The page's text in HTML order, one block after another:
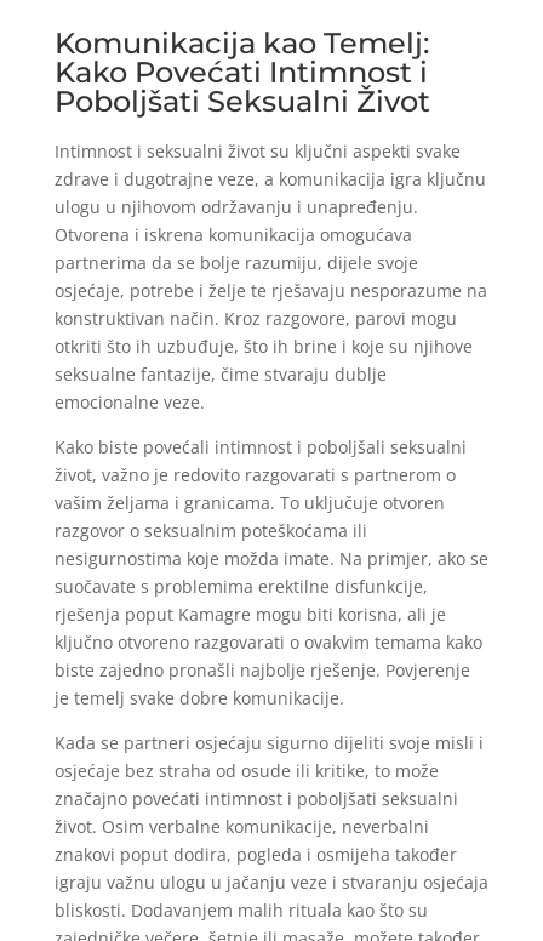
Komunikacija kao Temelj:
Kako Povećati Intimnost i
Poboljšati Seksualni Život
Intimnost i seksualni život su ključni aspekti svake
zdrave i dugotrajne veze, a komunikacija igra ključnu
ulogu u njihovom održavanju i unapređenju.
Otvorena i iskrena komunikacija omogućava
partnerima da se bolje razumiju, dijele svoje
osjećaje, potrebe i želje te rješavaju nesporazume na
konstruktivan način. Kroz razgovore, parovi mogu
otkriti što ih uzbuđuje, što ih brine i koje su njihove
seksualne fantazije, čime stvaraju dublje
emocionalne veze.
Kako biste povećali intimnost i poboljšali seksualni
život, važno je redovito razgovarati s partnerom o
vašim željama i granicama. To uključuje otvoren
razgovor o seksualnim poteškoćama ili
nesigurnostima koje možda imate. Na primjer, ako se
suočavate s problemima erektilne disfunkcije,
rješenja poput Kamagre mogu biti korisna, ali je
ključno otvoreno razgovarati o ovakvim temama kako
biste zajedno pronašli najbolje rješenje. Povjerenje
je temelj svake dobre komunikacije.
Kada se partneri osjećaju sigurno dijeliti svoje misli i
osjećaje bez straha od osude ili kritike, to može
značajno povećati intimnost i poboljšati seksualni
život. Osim verbalne komunikacije, neverbalni
znakovi poput dodira, pogleda i osmijeha također
igraju važnu ulogu u jačanju veze i stvaranju osjećaja
bliskosti. Dodavanjem malih rituala kao što su